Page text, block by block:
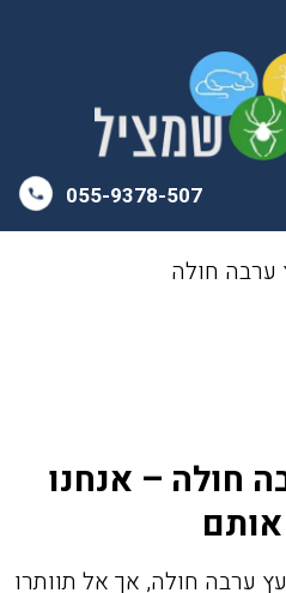
055-9378-507
ערבה חולה
חולה – אנחנו
ערבה חולה, אך אל תוותרו